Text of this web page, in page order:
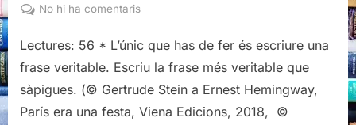
on
No hi ha comentarisa
de
París
una
festa,
Lectures: 56 * L’únic que has de fer és escriure una
frase veritable. Escriu la frase més veritable que
sàpigues. (© Gertrude Stein a Ernest Hemingway,
París era una festa, Viena Edicions, 2018, ©